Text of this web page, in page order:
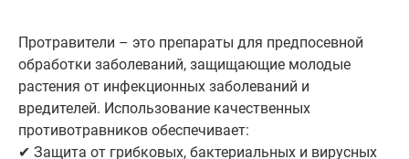
Протравители – это препараты для предпосевной
обработки заболеваний, защищающие молодые
растения от инфекционных заболеваний и
вредителей. Использование качественных
противотравников обеспечивает:
✔ Защита от грибковых, бактериальных и вирусных